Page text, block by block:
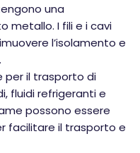
una
metallo. I fili e i cavi
l’isolamento e
per il trasporto di
fluidi refrigeranti e
possono essere
facilitare il trasporto e